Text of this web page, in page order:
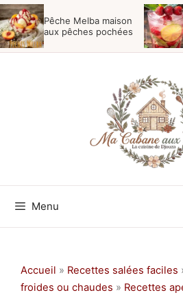
Aller
au
contenu
Pêche Melba maison
aux pêches pochées
Menu
Accueil » Recettes salées faciles
froides ou chaudes » Recettes